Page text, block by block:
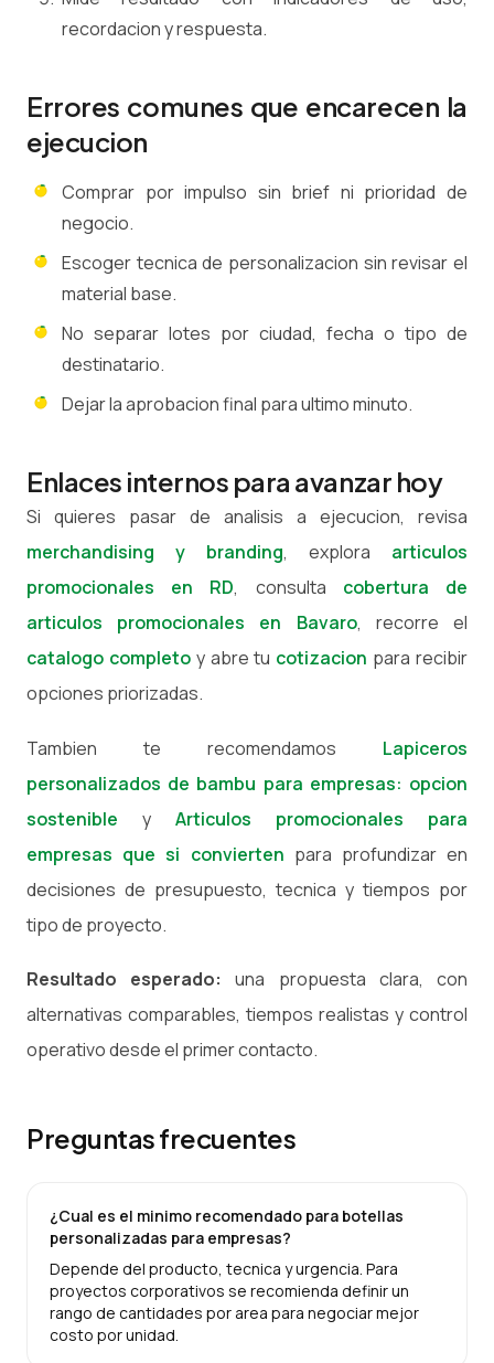
recordacion y respuesta.
Errores comunes que encarecen la
ejecucion
Comprar por impulso sin brief ni prioridad de
negocio.
Escoger tecnica de personalizacion sin revisar el
material base.
No separar lotes por ciudad, fecha o tipo de
destinatario.
Dejar la aprobacion final para ultimo minuto.
Enlaces internos para avanzar hoy
Si quieres pasar de analisis a ejecucion, revisa
merchandising y branding, explora articulos
promocionales en RD, consulta cobertura de
articulos promocionales en Bavaro, recorre el
catalogo completoy abre tu cotizacion para recibir
opciones priorizadas.
Tambien te recomendamos Lapiceros
personalizados de bambu para empresas: opcion
sostenible y Articulos promocionales para
empresas que si convierten para profundizar en
decisiones de presupuesto, tecnica y tiempos por
tipo de proyecto.
Resultado esperado:
una propuesta clara, con
alternativas comparables, tiempos realistas y control
operativo desde el primer contacto.
Preguntas frecuentes
¿Cual es el minimo recomendado para botellas
personalizadas para empresas?
Depende del producto, tecnica y urgencia. Para
proyectos corporativos se recomienda definir un
rango de cantidades por area para negociar mejor
costo por unidad.